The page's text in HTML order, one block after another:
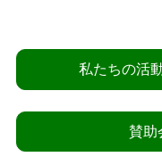
私たちの活
賛助